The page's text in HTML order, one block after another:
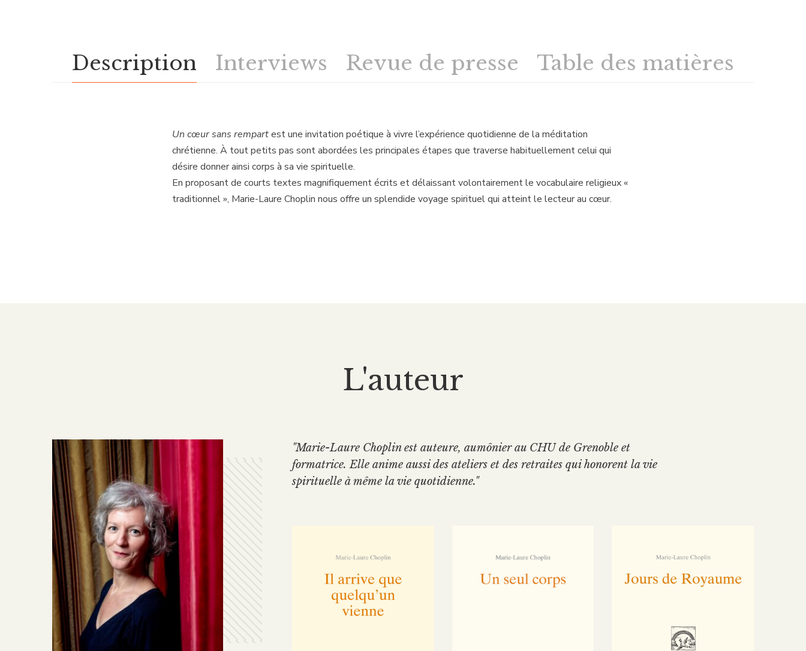
Description Interviews Revue de presse Table des matières
Un cœur sans rempartest une invitation poétique à vivre l’expérience quotidienne de la méditation
chrétienne. À tout petits pas sont abordées les principales étapes que traverse habituellement celui qui
désire donner ainsi corps à sa vie spirituelle.
En proposant de courts textes magnifiquement écrits et délaissant volontairement le vocabulaire religieux «
traditionnel », Marie-Laure Choplin nous offre un splendide voyage spirituel qui atteint le lecteur au cœur.
L'auteur
"Marie-Laure Choplin est auteure, aumônier au CHU de Grenoble et
formatrice. Elle anime aussi des ateliers et des retraites qui honorent la vie
spirituelle à même la vie quotidienne."